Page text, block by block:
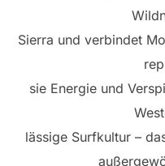
Sierra und verbindet
sie Energie und
lässige Surfkultur –